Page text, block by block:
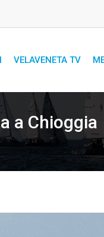
VELAVENETA TV
a Chioggia